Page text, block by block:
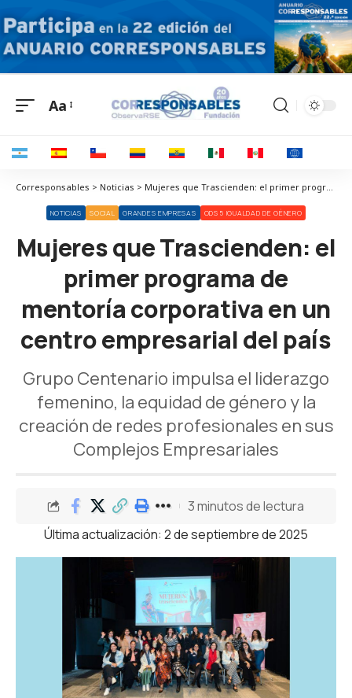
Aa
Corresponsables > Noticias > Mujeres que Trascienden: el primer programa de mentoría corporativa en un centro empresarial del país
NOTICIAS SOCIAL GRANDES EMPRESAS ODS 5 IGUALDAD DE GÉNERO
Mujeres que Trascienden: el
primer programa de
mentoría corporativa en un
centro empresarial del país
Grupo Centenario impulsa el liderazgo
femenino, la equidad de género y la
creación de redes profesionales en sus
Complejos Empresariales
Última actualización: 2 de septiembre de 2025
3 minutos de lectura